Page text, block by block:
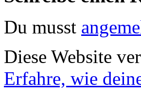
Du musst
Diese Website
Erfahre, wie